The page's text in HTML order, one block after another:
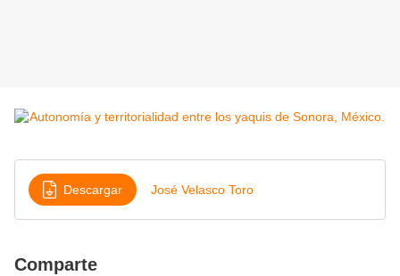
Descargar José Velasco Toro
Comparte